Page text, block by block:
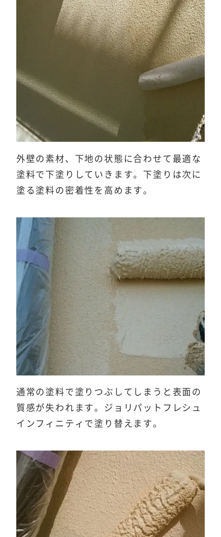
外壁の素材、下地の状態に合わせて最適な
塗料で下塗りしていきます。下塗りは次に
塗る塗料の密着性を高めます。
通常の塗料で塗りつぶしてしまうと表面の
質感が失われます。ジョリパットフレシュ
インフィニティで塗り替えます。